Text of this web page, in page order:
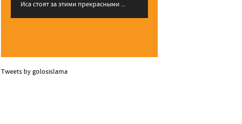
Иса стоят за этими прекрасными ...
Tweets by golosislama